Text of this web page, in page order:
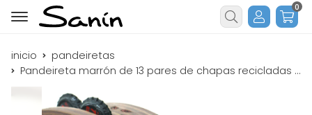
Buscar
0
inicio
pandeiretas
Pandeireta marrón de 13 pares de chapas recicladas decorada con follas de carballo